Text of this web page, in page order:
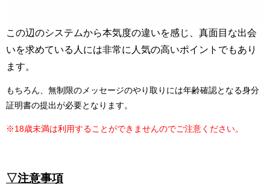
この辺のシステムから本気度の違いを感じ、真面目な出会
いを求めている人には非常に人気の高いポイントでもあり
ます。
もちろん、無制限のメッセージのやり取りには年齢確認となる身分
証明書の提出が必要となります。
※18歳未満は利用することができませんのでご注意ください。
▽注意事項